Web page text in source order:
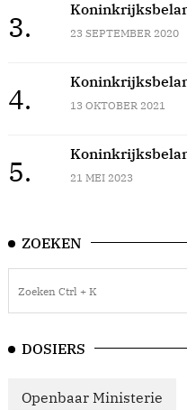
3. 23 SEPTEMBER 2020
4. 13 OKTOBER 2021
5. 21 MEI 2023
ZOEKEN
DOSIERS
Openbaar Ministerie